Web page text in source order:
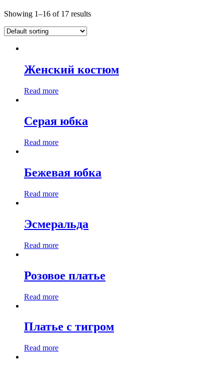
Showing 1–16 of 17 results
Женский костюм
Read more
Серая юбка
Read more
Бежевая юбка
Read more
Эсмеральда
Read more
Розовое платье
Read more
Платье с тигром
Read more